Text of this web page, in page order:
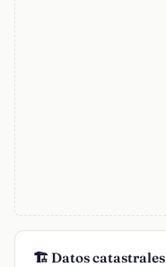
🏗️ Datos catastrales